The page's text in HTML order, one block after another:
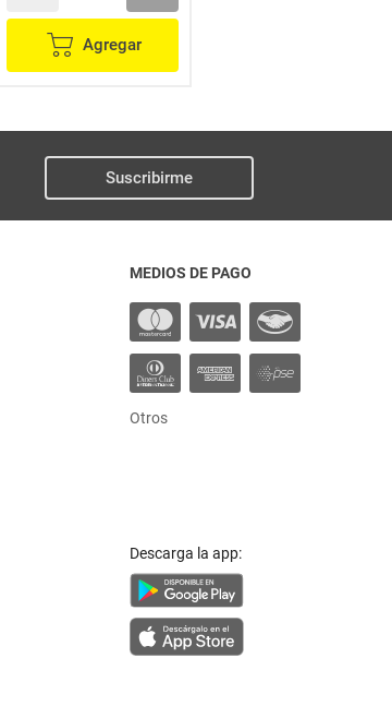
Agregar
Suscribirme
MEDIOS DE PAGO
Otros
Descarga la app: